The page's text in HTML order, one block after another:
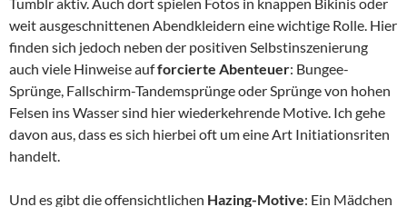
Tumblr aktiv. Auch dort spielen Fotos in knappen Bikinis oder
weit ausgeschnittenen Abendkleidern eine wichtige Rolle. Hier
finden sich jedoch neben der positiven Selbstinszenierung
auch viele Hinweise aufforcierte Abenteuer: Bungee-
Sprünge, Fallschirm-Tandemsprünge oder Sprünge von hohen
Felsen ins Wasser sind hier wiederkehrende Motive. Ich gehe
davon aus, dass es sich hierbei oft um eine Art Initiationsriten
handelt.
Und es gibt die offensichtlichen Hazing-Motive: Ein Mädchen